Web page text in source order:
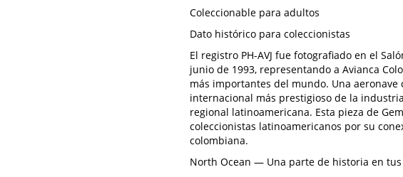
Coleccionable para adultos
Dato histórico para coleccionistas
El registro PH-AVJ fue fotografiado en el
junio de 1993, representando a Avianca
más importantes del mundo. Una aeronave
internacional más prestigioso de la
regional latinoamericana. Esta pieza de
coleccionistas latinoamericanos por su
colombiana.
North Ocean — Una parte de historia en tus